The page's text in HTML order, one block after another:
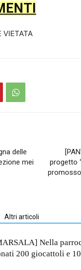
VIETATA
delle
mei
progetto
Altri articoli
Nella
200 giocattoli e